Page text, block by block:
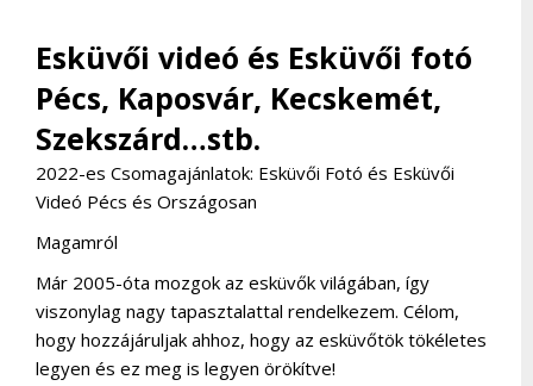
Esküvői videó és Esküvői fotó
Pécs, Kaposvár, Kecskemét,
Szekszárd…stb.
2022-es Csomagajánlatok: Esküvői Fotó és Esküvői
Videó Pécs és Országosan
Magamról
Már 2005-óta mozgok az esküvők világában, így
viszonylag nagy tapasztalattal rendelkezem. Célom,
hogy hozzájáruljak ahhoz, hogy az esküvőtök tökéletes
legyen és ez meg is legyen örökítve!